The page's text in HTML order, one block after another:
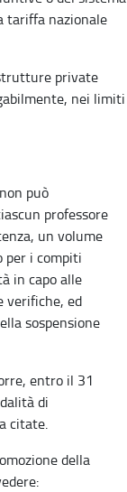
tariffa nazionale
private
nei limiti
può
professore
un volume
per i compiti
in capo alle
verifiche, ed
sospensione
entro il 31
di
citate.
della